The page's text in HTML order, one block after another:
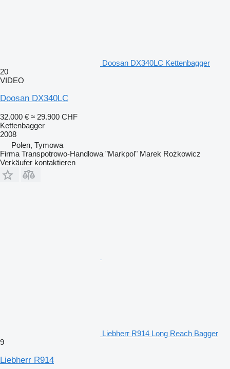
Doosan DX340LC Kettenbagger
20
VIDEO
Doosan DX340LC
32.000 € ≈ 29.900 CHF
Kettenbagger
2008
Polen, Tymowa
Firma Transpotrowo-Handlowa "Markpol" Marek Rożkowicz
Verkäufer kontaktieren
Liebherr R914 Long Reach Bagger
9
Liebherr R914